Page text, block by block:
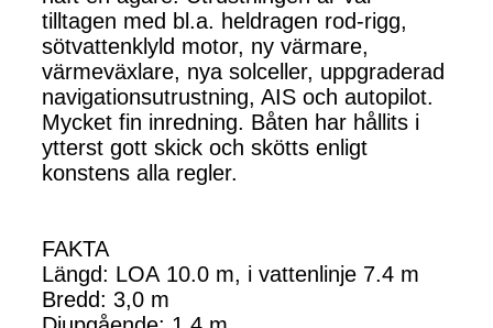
tilltagen med bl.a. heldragen rod-rigg,
sötvattenklyld motor, ny värmare,
värmeväxlare, nya solceller, uppgraderad
navigationsutrustning, AIS och autopilot.
Mycket fin inredning. Båten har hållits i
ytterst gott skick och skötts enligt
konstens alla regler.
FAKTA
Längd: LOA 10.0 m, i vattenlinje 7.4 m
Bredd: 3,0 m